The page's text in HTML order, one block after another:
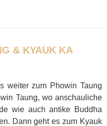
& KYAUK KA
weiter zum Phowin Taung
Taung, wo anschauliche
wie auch antike Buddha
Dann geht es zum Kyauk